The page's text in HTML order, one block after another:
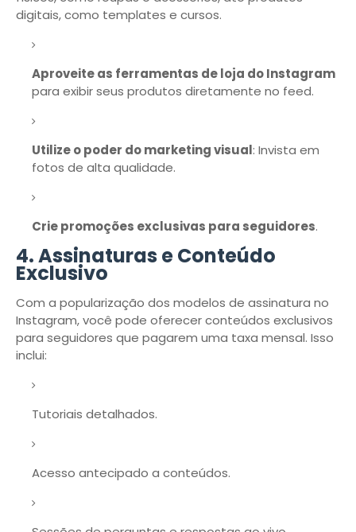
digitais, como templates e cursos.
Aproveite as ferramentas de loja do Instagram
para exibir seus produtos diretamente no feed.
Utilize o poder do marketing visual: Invista em
fotos de alta qualidade.
Crie promoções exclusivas para seguidores.
4.Assinaturas e Conteúdo
Exclusivo
Com a popularização dos modelos de assinatura no
Instagram, você pode oferecer conteúdos exclusivos
para seguidores que pagarem uma taxa mensal. Isso
inclui:
Tutoriais detalhados.
Acesso antecipado a conteúdos.